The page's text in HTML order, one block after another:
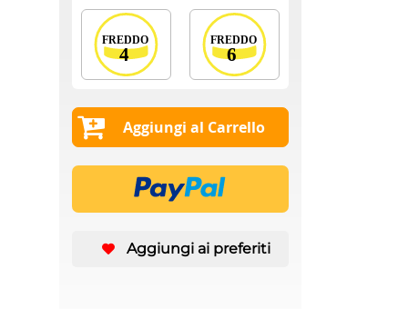
Aggiungi al Carrello
Aggiungi ai preferiti